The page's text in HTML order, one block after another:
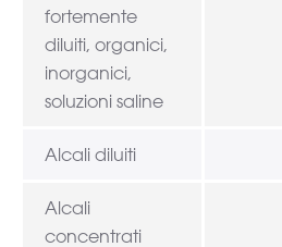
fortemente
diluiti, organici,
inorganici,
soluzioni saline
Alcali diluiti
Alcali
concentrati